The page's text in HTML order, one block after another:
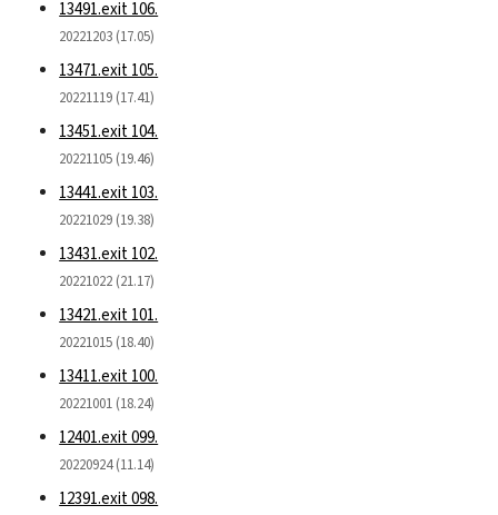
13491.exit 106.
20221203 (17.05)
13471.exit 105.
20221119 (17.41)
13451.exit 104.
20221105 (19.46)
13441.exit 103.
20221029 (19.38)
13431.exit 102.
20221022 (21.17)
13421.exit 101.
20221015 (18.40)
13411.exit 100.
20221001 (18.24)
12401.exit 099.
20220924 (11.14)
12391.exit 098.